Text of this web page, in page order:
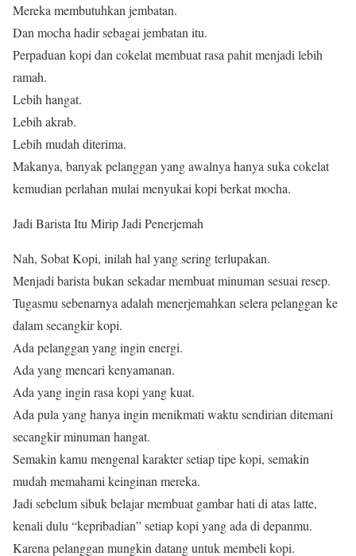
Mereka membutuhkan jembatan.
Dan mocha hadir sebagai jembatan itu.
Perpaduan kopi dan cokelat membuat rasa pahit menjadi lebih
ramah.
Lebih hangat.
Lebih akrab.
Lebih mudah diterima.
Makanya, banyak pelanggan yang awalnya hanya suka cokelat
kemudian perlahan mulai menyukai kopi berkat mocha.
Jadi Barista Itu Mirip Jadi Penerjemah
Nah, Sobat Kopi, inilah hal yang sering terlupakan.
Menjadi barista bukan sekadar membuat minuman sesuai resep.
Tugasmu sebenarnya adalah menerjemahkan selera pelanggan ke
dalam secangkir kopi.
Ada pelanggan yang ingin energi.
Ada yang mencari kenyamanan.
Ada yang ingin rasa kopi yang kuat.
Ada pula yang hanya ingin menikmati waktu sendirian ditemani
secangkir minuman hangat.
Semakin kamu mengenal karakter setiap tipe kopi, semakin
mudah memahami keinginan mereka.
Jadi sebelum sibuk belajar membuat gambar hati di atas latte,
kenali dulu “kepribadian” setiap kopi yang ada di depanmu.
Karena pelanggan mungkin datang untuk membeli kopi.